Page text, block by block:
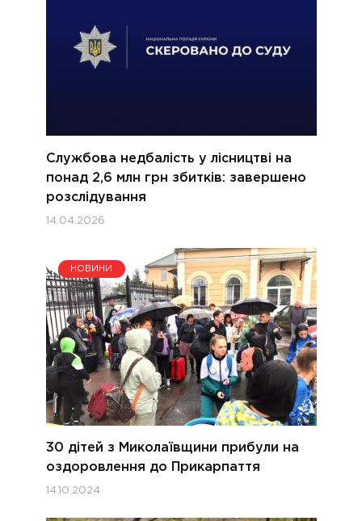
Службова недбалість у лісництві на
понад 2,6 млн грн збитків: завершено
розслідування
14.04.2026
НОВИНИ
30 дітей з Миколаївщини прибули на
оздоровлення до Прикарпаття
14.10.2024